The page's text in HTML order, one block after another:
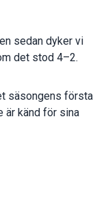
sedan dyker vi
det stod 4–2.
säsongens första
är känd för sina